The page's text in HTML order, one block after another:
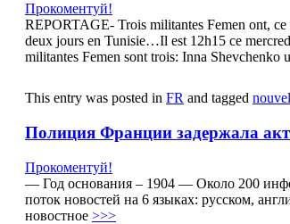
Прокоментуй!
REPORTAGE- Trois militantes Femen ont, ce
deux jours en Tunisie…Il est 12h15 ce
militantes Femen sont trois: Inna Shevchenko
This entry was posted in FR and tagged
Полиция Франции задержала
Прокоментуй!
— Год основания – 1904 — Около 200
поток новостей на 6 языках: русском,
новостное >>>